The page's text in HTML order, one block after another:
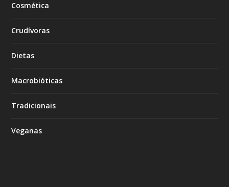
Cosmética
Crudívoras
Dietas
Macrobióticas
Tradicionais
Veganas